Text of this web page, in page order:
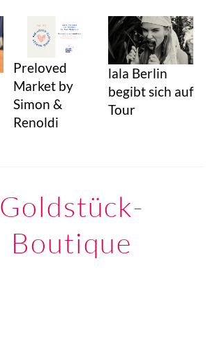
Preloved
Market by
Simon &
Renoldi
lala Berlin
begibt sich auf
Tour
Goldstück-
Boutique